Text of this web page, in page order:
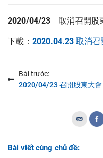
2020/04/23 取消召開股
下載： 2020.04.23 取消召
Bài trước:
2020/04/23 召開股東大會
Bài viết cùng chủ đề: